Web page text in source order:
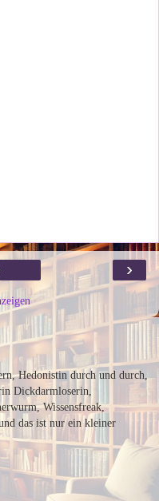
›
Hedonistin durch und durch,
Dickdarmloserin,
Wissensfreak,
das ist nur ein kleiner